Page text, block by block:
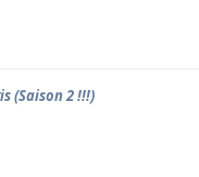
(Saison 2 !!!)